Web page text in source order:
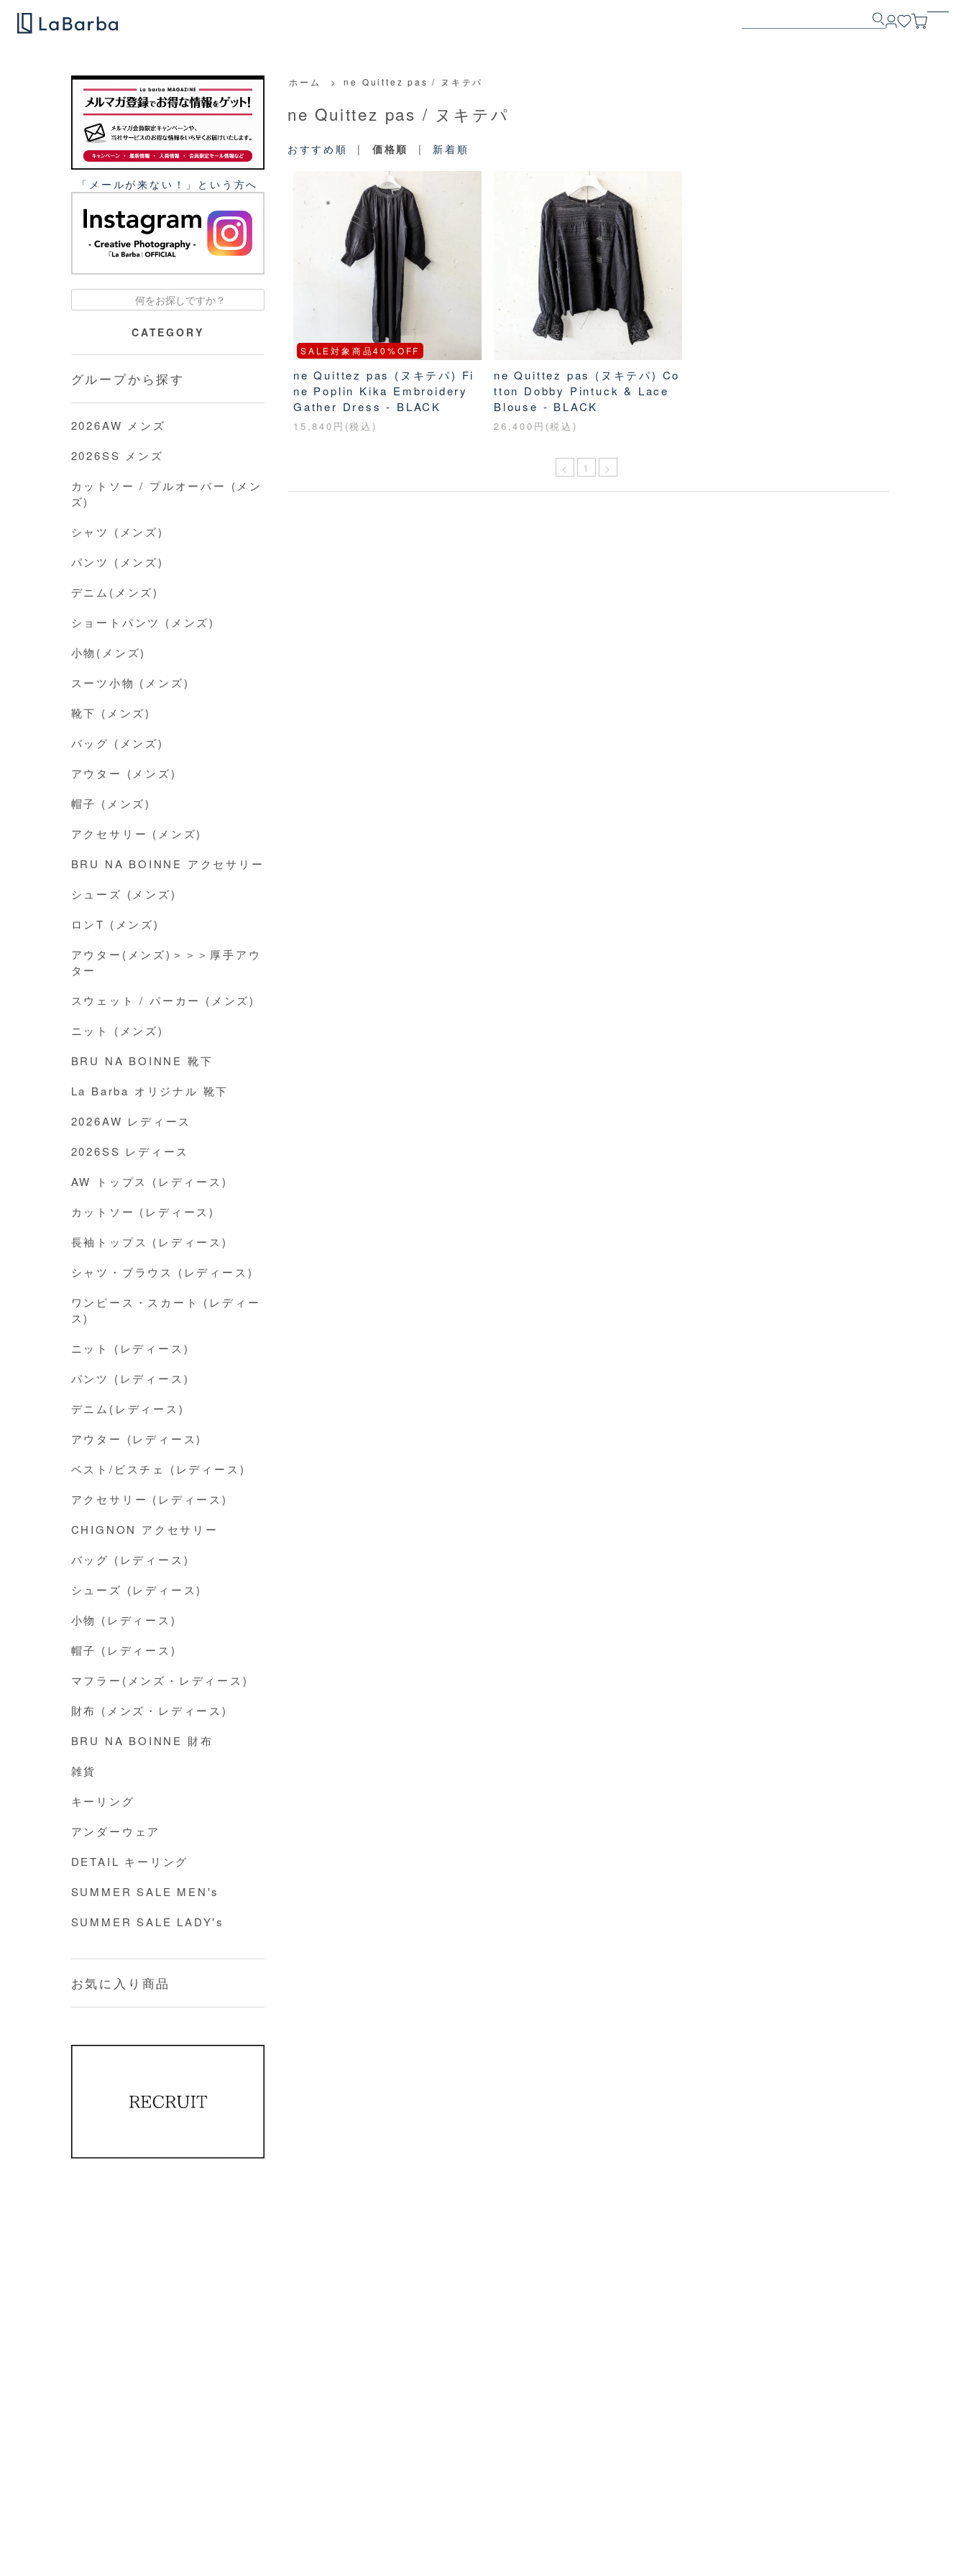
ホーム > ne Quittez pas / ヌキテパ
ne Quittez pas / ヌキテパ
おすすめ順 | 価格順 | 新着順
SALE対象商品40%OFF
ne Quittez pas (ヌキテパ) Fi
ne Poplin Kika Embroidery
Gather Dress - BLACK
15,840円(税込)
ne Quittez pas (ヌキテパ) Co
tton Dobby Pintuck & Lace
Blouse - BLACK
26,400円(税込)
< 1 >
「メールが来ない！」という⽅へ
CATEGORY
グループから探す
2026AW メンズ
2026SS メンズ
カットソー / プルオーバー (メン
ズ)
シャツ (メンズ)
パンツ (メンズ)
デニム(メンズ)
ショートパンツ (メンズ)
小物(メンズ)
スーツ小物 (メンズ)
靴下 (メンズ)
バッグ (メンズ)
アウター (メンズ)
帽子 (メンズ)
アクセサリー (メンズ)
BRU NA BOINNE アクセサリー
シューズ (メンズ)
ロンT (メンズ)
アウター(メンズ)＞＞＞厚手アウ
ター
スウェット / パーカー (メンズ)
ニット (メンズ)
BRU NA BOINNE 靴下
La Barba オリジナル 靴下
2026AW レディース
2026SS レディース
AW トップス (レディース)
カットソー (レディース)
長袖トップス (レディース)
シャツ・ブラウス (レディース)
ワンピース・スカート (レディー
ス)
ニット (レディース)
パンツ (レディース)
デニム(レディース)
アウター (レディース)
ベスト/ビスチェ (レディース)
アクセサリー (レディース)
CHIGNON アクセサリー
バッグ (レディース)
シューズ (レディース)
小物 (レディース)
帽子 (レディース)
マフラー(メンズ・レディース)
財布 (メンズ・レディース)
BRU NA BOINNE 財布
雑貨
キーリング
アンダーウェア
DETAIL キーリング
SUMMER SALE MEN's
SUMMER SALE LADY's
お気に入り商品